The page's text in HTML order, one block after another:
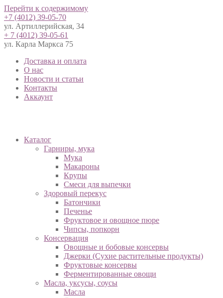
Перейти к содержимому
+7 (4012) 39-05-70
ул. Артиллерийская, 34
+ 7 (4012) 39-05-61
ул. Карла Маркса 75
Доставка и оплата
О нас
Новости и статьи
Контакты
Аккаунт
Каталог
Гарниры, мука
Мука
Макароны
Крупы
Смеси для выпечки
Здоровый перекус
Батончики
Печенье
Фруктовое и овощное пюре
Чипсы, попкорн
Консервация
Овощные и бобовые консервы
Джерки (Сухие растительные продукты)
Фруктовые консервы
Ферментированные овощи
Масла, уксусы, соусы
Масла